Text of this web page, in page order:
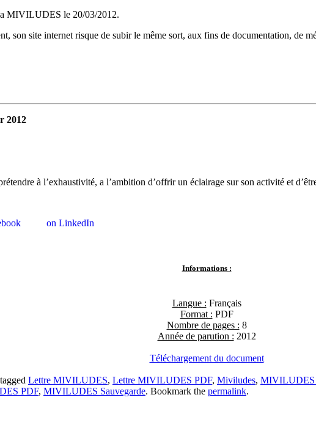
MIVILUDES le 20/03/2012.
site internet risque de subir le même sort, aux fins de documentation, de
2012
à l’exhaustivité, a l’ambition d’offrir un éclairage sur son activité et
on LinkedIn
Informations :
Langue : Français
Format : PDF
Nombre de pages : 8
Année de parution : 2012
Téléchargement du document
Lettre MIVILUDES, Lettre MIVILUDES PDF, Miviludes, MIVILUDES
PDF, MIVILUDES Sauvegarde. Bookmark the permalink.